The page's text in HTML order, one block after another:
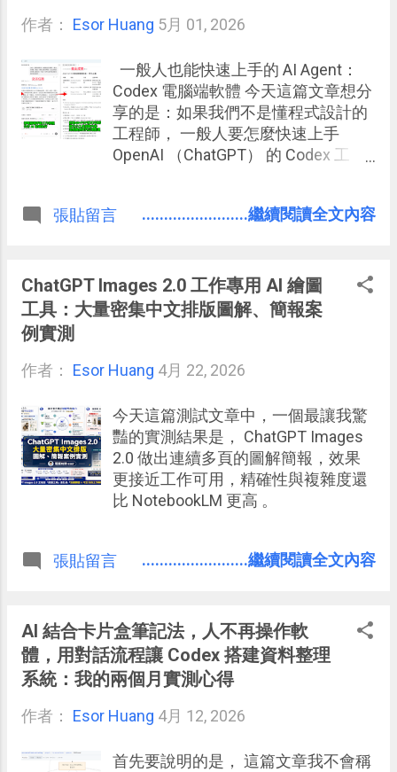
我最近最有感的流程來說明。 2026/6
更新： 一般人也能用 ChatGPT 打造
戰流程 案例一：每天三個時段，讓 AI
先幫我篩郵件 我現在處理郵件時， 會
把「進信箱」這件事先交給AI 。 不再
一有空就打開信箱掃一輪，而是固定
三個時段： 早上開始工作前 中午休息
AI 先根據它目前知道的工作情況，幫
我找出真正需要處理的郵件。 但是這
作者： Esor Huang 5月 01, 2026
一般人也能快速上手的 AI Agent：
Codex 電腦端軟體 今天這篇文章想分
享的是：如果我們不是懂程式設計的
工程師， 一般人要怎麼快速上手
OpenAI （ChatGPT） 的 Codex 工
任務成果，進一步打造一個更自動化
張貼留言 ........................繼續閱讀全文內容
ChatGPT Images 2.0 工作專用 AI 繪圖
工具：大量密集中文排版圖解、簡報案
例實測
作者： Esor Huang 4月 22, 2026
今天這篇測試文章中，一個最讓我驚
豔的實測結果是， ChatGPT Images
2.0 做出連續多頁的圖解簡報，效果
更接近工作可用，精確性與複雜度還
比 NotebookLM 更高 。
張貼留言 ........................繼續閱讀全文內容
AI 結合卡片盒筆記法，人不再操作軟
體，用對話流程讓 Codex 搭建資料整理
系統：我的兩個月實測心得
作者： Esor Huang 4月 12, 2026
首先要說明的是， 這篇文章我不會稱